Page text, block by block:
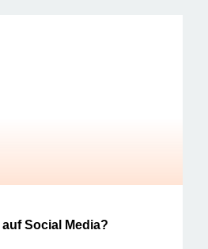
Social Media?